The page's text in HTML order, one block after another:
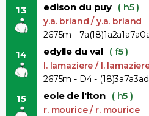
13 edison du puy ( h5 )
y.a. briand / y.a. briand
2675m -
14 edylle du val ( f5 )
l. lamaziere / l.
2675m - D4 -
15 eole de l'iton ( h5 )
r. mourice / r. mourice